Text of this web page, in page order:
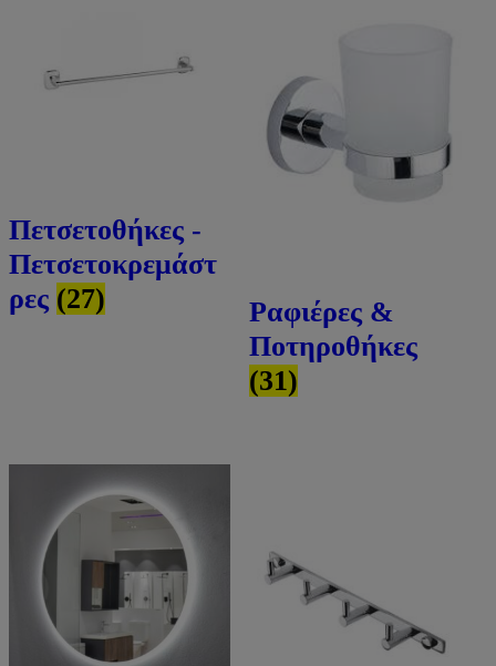
Πετσετοθήκες -
Πετσετοκρεμάστ
ρες (27)
Ραφιέρες &
Ποτηροθήκες
(31)